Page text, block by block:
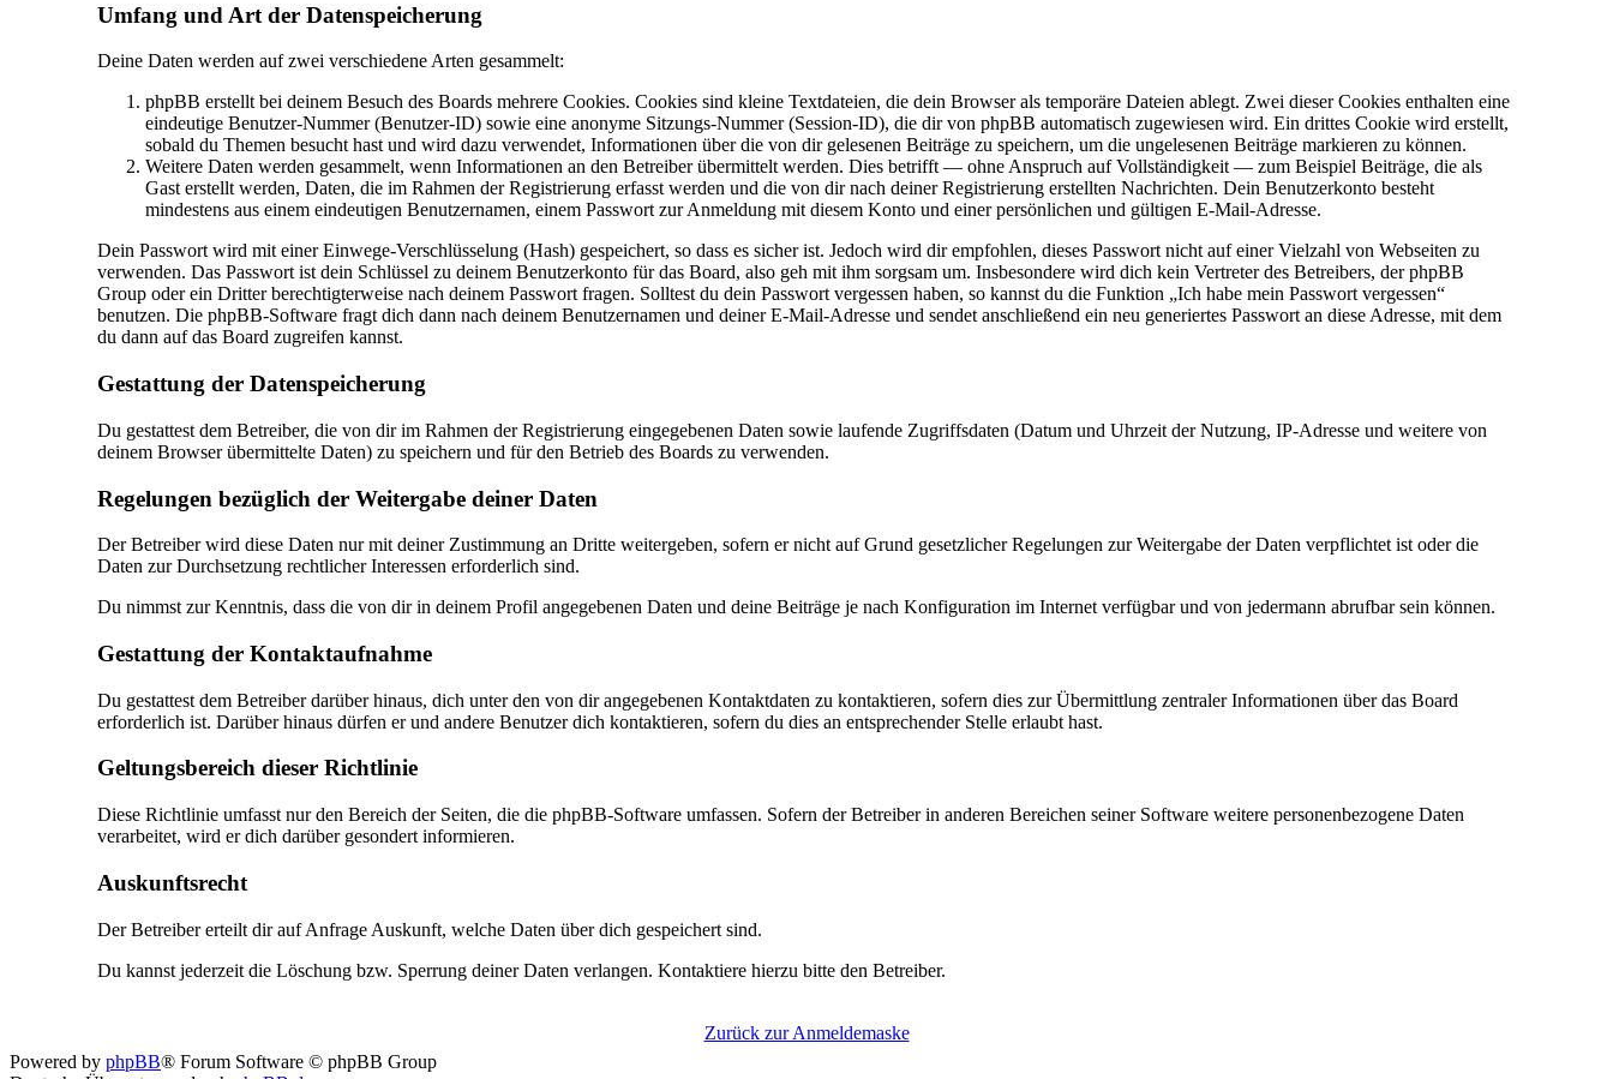
Umfang und Art der Datenspeicherung
Deine Daten werden auf zwei verschiedene Arten gesammelt:
phpBB erstellt bei deinem Besuch des Boards mehrere Cookies. Cookies sind kleine Textdateien, die dein Browser als temporäre Dateien ablegt. Zwei dieser Cookies enthalten eine
eindeutige Benutzer-Nummer (Benutzer-ID) sowie eine anonyme Sitzungs-Nummer (Session-ID), die dir von phpBB automatisch zugewiesen wird. Ein drittes Cookie wird erstellt,
sobald du Themen besucht hast und wird dazu verwendet, Informationen über die von dir gelesenen Beiträge zu speichern, um die ungelesenen Beiträge markieren zu können.
Weitere Daten werden gesammelt, wenn Informationen an den Betreiber übermittelt werden. Dies betrifft — ohne Anspruch auf Vollständigkeit — zum Beispiel Beiträge, die als
Gast erstellt werden, Daten, die im Rahmen der Registrierung erfasst werden und die von dir nach deiner Registrierung erstellten Nachrichten. Dein Benutzerkonto besteht
mindestens aus einem eindeutigen Benutzernamen, einem Passwort zur Anmeldung mit diesem Konto und einer persönlichen und gültigen E-Mail-Adresse.
Dein Passwort wird mit einer Einwege-Verschlüsselung (Hash) gespeichert, so dass es sicher ist. Jedoch wird dir empfohlen, dieses Passwort nicht auf einer Vielzahl von Webseiten zu
verwenden. Das Passwort ist dein Schlüssel zu deinem Benutzerkonto für das Board, also geh mit ihm sorgsam um. Insbesondere wird dich kein Vertreter des Betreibers, der phpBB
Group oder ein Dritter berechtigterweise nach deinem Passwort fragen. Solltest du dein Passwort vergessen haben, so kannst du die Funktion „Ich habe mein Passwort vergessen“
benutzen. Die phpBB-Software fragt dich dann nach deinem Benutzernamen und deiner E-Mail-Adresse und sendet anschließend ein neu generiertes Passwort an diese Adresse, mit dem
du dann auf das Board zugreifen kannst.
Gestattung der Datenspeicherung
Du gestattest dem Betreiber, die von dir im Rahmen der Registrierung eingegebenen Daten sowie laufende Zugriffsdaten (Datum und Uhrzeit der Nutzung, IP-Adresse und weitere von
deinem Browser übermittelte Daten) zu speichern und für den Betrieb des Boards zu verwenden.
Regelungen bezüglich der Weitergabe deiner Daten
Der Betreiber wird diese Daten nur mit deiner Zustimmung an Dritte weitergeben, sofern er nicht auf Grund gesetzlicher Regelungen zur Weitergabe der Daten verpflichtet ist oder die
Daten zur Durchsetzung rechtlicher Interessen erforderlich sind.
Du nimmst zur Kenntnis, dass die von dir in deinem Profil angegebenen Daten und deine Beiträge je nach Konfiguration im Internet verfügbar und von jedermann abrufbar sein können.
Gestattung der Kontaktaufnahme
Du gestattest dem Betreiber darüber hinaus, dich unter den von dir angegebenen Kontaktdaten zu kontaktieren, sofern dies zur Übermittlung zentraler Informationen über das Board
erforderlich ist. Darüber hinaus dürfen er und andere Benutzer dich kontaktieren, sofern du dies an entsprechender Stelle erlaubt hast.
Geltungsbereich dieser Richtlinie
Diese Richtlinie umfasst nur den Bereich der Seiten, die die phpBB-Software umfassen. Sofern der Betreiber in anderen Bereichen seiner Software weitere personenbezogene Daten
verarbeitet, wird er dich darüber gesondert informieren.
Auskunftsrecht
Der Betreiber erteilt dir auf Anfrage Auskunft, welche Daten über dich gespeichert sind.
Du kannst jederzeit die Löschung bzw. Sperrung deiner Daten verlangen. Kontaktiere hierzu bitte den Betreiber.
Zurück zur Anmeldemaske
Powered by phpBB® Forum Software © phpBB Group